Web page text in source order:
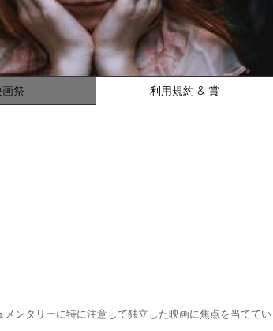
祭 利用規約 & 賞
ンタリーに特に注意して独立した映画に焦点を当ててい